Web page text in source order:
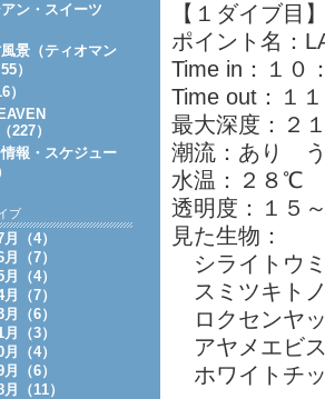
【１ダイブ目
ポイント名：
Time in：１０
Time out：１
最大深度：２
潮流：あり
水温：２８℃
透明度：１５
見た生物：
シライトウ
スミツキト
ロクセンヤ
アヤメエビ
ホワイトチ
ン・スイーツ
景（ティオマン
）
）
227）
報・スケジュー
ブ
（4）
（7）
（4）
（7）
（6）
（3）
（4）
（6）
（11）